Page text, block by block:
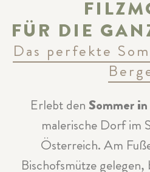
FÜR DIE
Das perfekte
Erlebt denSommer
malerische Dorf im
Österreich. Am
Bischofsmütze